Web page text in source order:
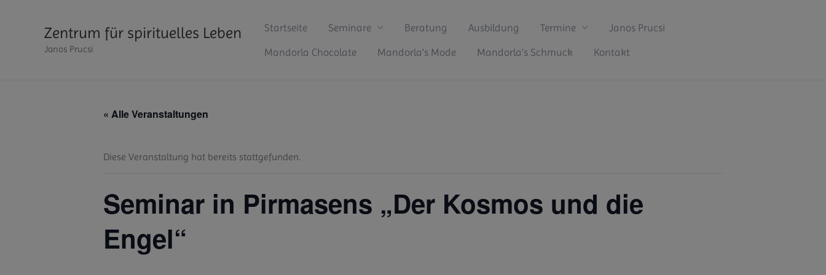
Zentrum für spirituelles Leben
Janos Prucsi
Startseite Seminare Beratung Ausbildung Termine
Janos Prucsi
Mandorla Chocolate
Mandorla’s Mode Mandorla’s Schmuck Kontakt
« Alle Veranstaltungen
Diese Veranstaltung hat bereits stattgefunden.
Seminar in Pirmasens „Der Kosmos und die
Engel“